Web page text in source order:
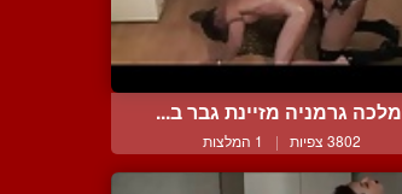
מלכה גרמניה מזיינת גבר ב...
3802 צפיות | 1 המלצות